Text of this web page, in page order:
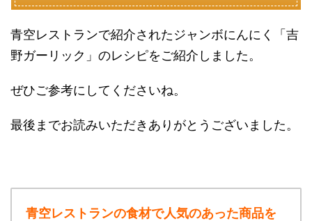
青空レストランで紹介されたジャンボにんにく「吉
野ガーリック」のレシピをご紹介しました。
ぜひご参考にしてくださいね。
最後までお読みいただきありがとうございました。
青空レストランの食材で人気のあった商品を